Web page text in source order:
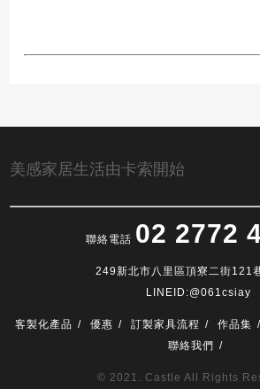
美感家居生活由卡索開始
聯絡電話 02 2772
249新北市八里區頂寮二街121
LINEID:@061csiay
客製化產品 優惠 訂製家具流程 作品集
聯絡我們
© 2021. Castle All Rights